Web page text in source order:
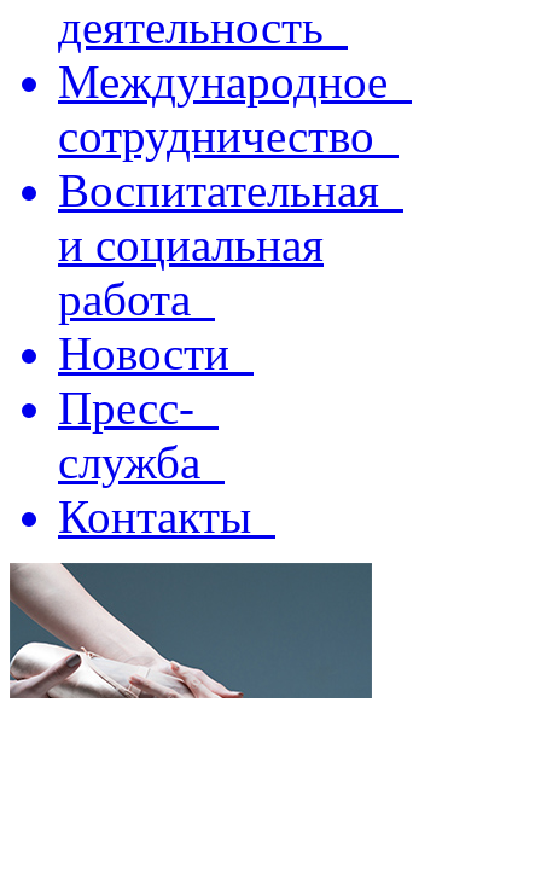
деятельность
Международное
сотрудничество
Воспитательная
и социальная
работа
Новости
Пресс-
служба
Контакты